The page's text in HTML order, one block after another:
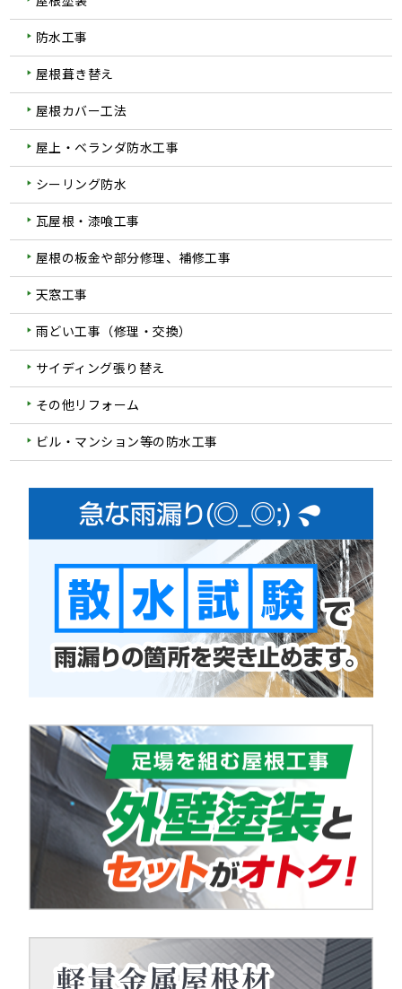
防水工事
屋根葺き替え
屋根カバー工法
屋上・ベランダ防水工事
シーリング防水
瓦屋根・漆喰工事
屋根の板金や部分修理、補修工事
天窓工事
雨どい工事（修理・交換）
サイディング張り替え
その他リフォーム
ビル・マンション等の防水工事